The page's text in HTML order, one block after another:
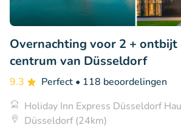
Overnachting voor 2 + ontbijt
centrum van Düsseldorf
9.3 Perfect • 118 beoordelingen
Holiday Inn Express Düsseldorf
Düsseldorf (24km)